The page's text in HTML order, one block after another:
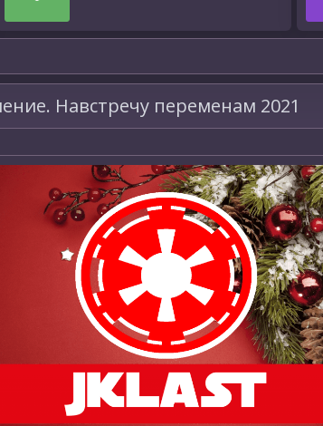
Навстречу переменам 2021